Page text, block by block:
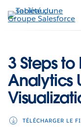
Aller
au
3 Steps
Analytics
TÉLÉCHARGER LE